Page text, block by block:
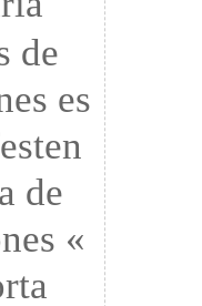
de
es
de
«